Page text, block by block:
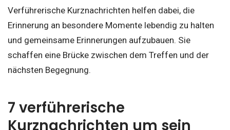
Verführerische Kurznachrichten helfen dabei, die
Erinnerung an besondere Momente lebendig zu halten
und gemeinsame Erinnerungen aufzubauen. Sie
schaffen eine Brücke zwischen dem Treffen und der
nächsten Begegnung.
7 verführerische
Kurznachrichten um sein